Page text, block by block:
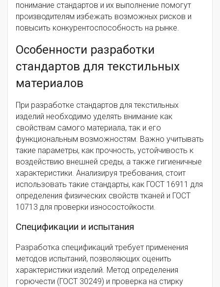
понимание стандартов и их выполнение помогут
производителям избежать возможных рисков и
повысить конкурентоспособность на рынке.
Особенности разработки
стандартов для текстильных
материалов
При разработке стандартов для текстильных
изделий необходимо уделять внимание как
свойствам самого материала, так и его
функциональным возможностям. Важно учитывать
такие параметры, как прочность, устойчивость к
воздействию внешней среды, а также гигиеничные
характеристики. Анализируя требования, стоит
использовать такие стандарты, как ГОСТ 16911 для
определения физических свойств тканей и ГОСТ
10713 для проверки износостойкости.
Спецификации и испытания
Разработка спецификаций требует применения
методов испытаний, позволяющих оценить
характеристики изделий. Метод определения
горючести (ГОСТ 30249) и проверка на стирку